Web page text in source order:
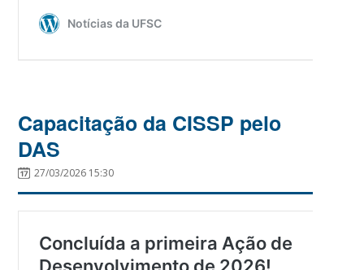
Capacitação da CISSP pelo
DAS
27/03/2026 15:30